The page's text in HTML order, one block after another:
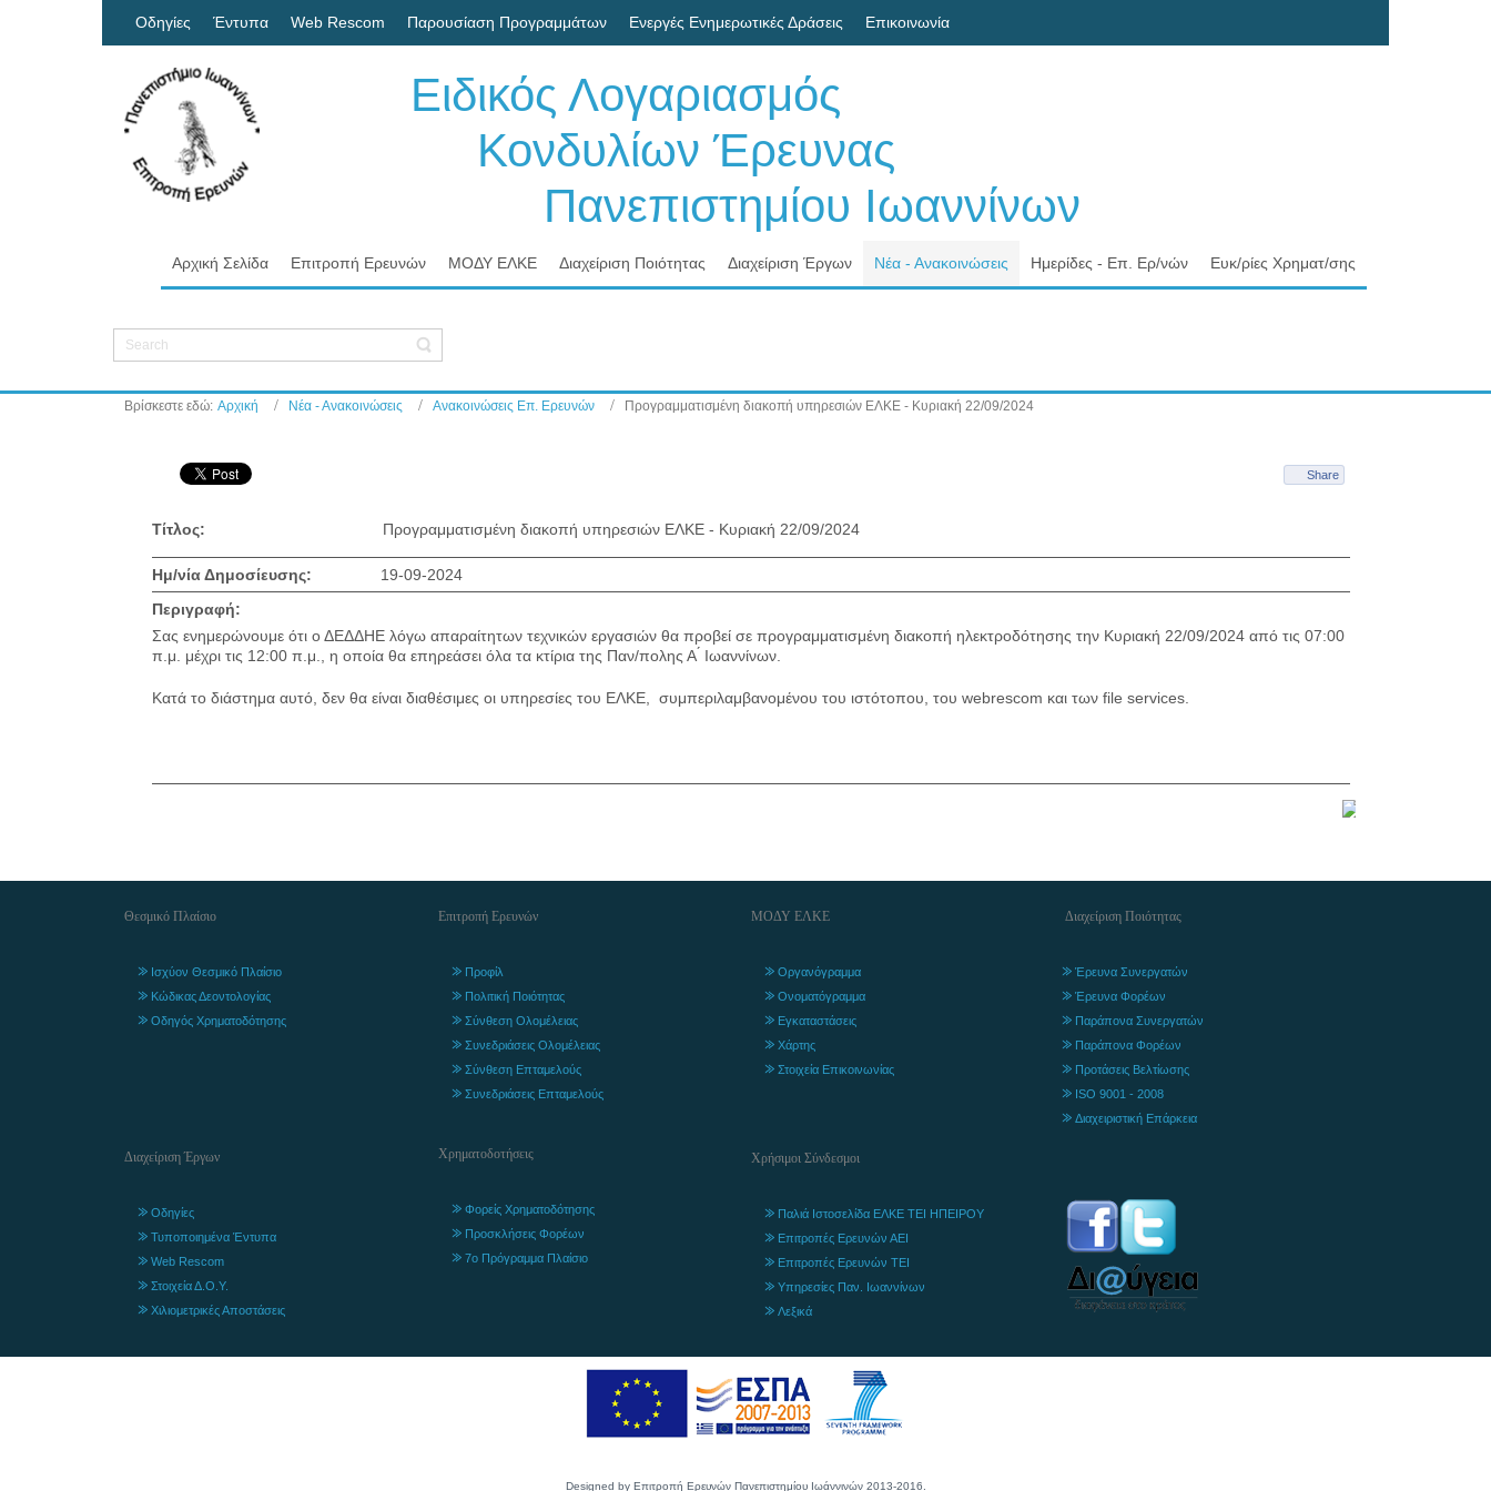
Οδηγίες Έντυπα Web Rescom Παρουσίαση Προγραμμάτων Ενεργές Ενημερωτικές Δράσεις Επικοινωνία
Ειδικός Λογαριασμός
Κονδυλίων Έρευνας
Πανεπιστημίου Ιωαννίνων
Αρχική Σελίδα Επιτροπή Ερευνών ΜΟΔΥ ΕΛΚΕ Διαχείριση Ποιότητας Διαχείριση Έργων Νέα - Ανακοινώσεις Ημερίδες - Επ. Ερ/νών Ευκ/ρίες Χρηματ/σης
Βρίσκεστε εδώ: Αρχική Νέα - Ανακοινώσεις Ανακοινώσεις Επ. Ερευνών Προγραμματισμένη διακοπή υπηρεσιών ΕΛΚΕ - Κυριακή 22/09/2024
Share
Τίτλος: Προγραμματισμένη διακοπή υπηρεσιών ΕΛΚΕ - Κυριακή 22/09/2024
Ημ/νία Δημοσίευσης:
19-09-2024
Περιγραφή:
Σας ενημερώνουμε ότι ο ΔΕΔΔΗΕ λόγω απαραίτητων τεχνικών εργασιών θα προβεί σε προγραμματισμένη διακοπή ηλεκτροδότησης την Κυριακή 22/09/2024 από τις 07:00
π.μ. μέχρι τις 12:00 π.μ., η οποία θα επηρεάσει όλα τα κτίρια της Παν/πολης Α ́ Ιωαννίνων.
Κατά το διάστημα αυτό, δεν θα είναι διαθέσιμες οι υπηρεσίες του ΕΛΚΕ, συμπεριλαμβανομένου του ιστότοπου, του webrescom και των file services.
Θεσμικό Πλαίσιο
Ισχύον Θεσμικό Πλαίσιο
Κώδικας Δεοντολογίας
Οδηγός Χρηματοδότησης
Διαχείριση Έργων
Οδηγίες
Τυποποιημένα Έντυπα
Web Rescom
Στοιχεία Δ.Ο.Υ.
Χιλιομετρικές Αποστάσεις
Επιτροπή Ερευνών
Προφίλ
Πολιτική Ποιότητας
Σύνθεση Ολομέλειας
Συνεδριάσεις Ολομέλειας
Σύνθεση Επταμελούς
Συνεδριάσεις Επταμελούς
Χρηματοδοτήσεις
Φορείς Χρηματοδότησης
Προσκλήσεις Φορέων
7ο Πρόγραμμα Πλαίσιο
ΜΟΔΥ ΕΛΚΕ
Οργανόγραμμα
Ονοματόγραμμα
Εγκαταστάσεις
Χάρτης
Στοιχεία Επικοινωνίας
Χρήσιμοι Σύνδεσμοι
Παλιά Ιστοσελίδα ΕΛΚΕ ΤΕΙ ΗΠΕΙΡΟΥ
Επιτροπές Ερευνών ΑΕΙ
Επιτροπές Ερευνών ΤΕΙ
Υπηρεσίες Παν. Ιωαννίνων
Λεξικά
Διαχείριση Ποιότητας
Έρευνα Συνεργατών
Έρευνα Φορέων
Παράπονα Συνεργατών
Παράπονα Φορέων
Προτάσεις Βελτίωσης
ISO 9001 - 2008
Διαχειριστική Επάρκεια
Designed by Επιτροπή Ερευνών Πανεπιστημίου Ιωάννινών 2013-2016.